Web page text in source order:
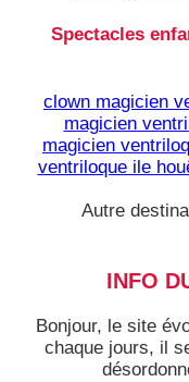
Spectacles
clown magicien
magicien
magicien
ventriloque ile
Autre
INFO
Bonjour, le site
chaque jours, il